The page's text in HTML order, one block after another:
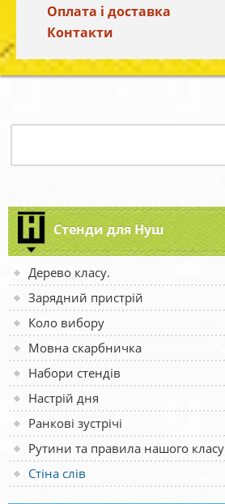
Оплата і доставка
Контакти
Стенди для Нуш
Дерево класу.
Зарядний пристрій
Коло вибору
Мовна скарбничка
Набори стендів
Настрій дня
Ранкові зустрічі
Рутини та правила нашого класу
Стіна слів